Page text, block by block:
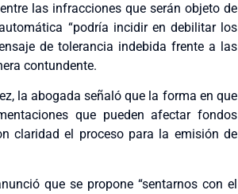
las infracciones que serán objeto de
“podría incidir en debilitar los
de tolerancia indebida frente a las
contundente.
la abogada señaló que la forma en que
que pueden afectar fondos
claridad el proceso para la emisión de
que se propone “sentarnos con el